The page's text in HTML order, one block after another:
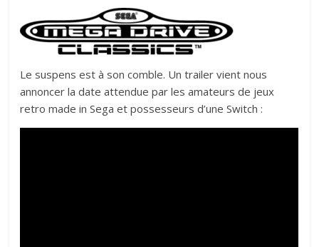
Le suspens est à son comble. Un trailer vient nous
annoncer la date attendue par les amateurs de jeux
retro made in Sega et possesseurs d’une Switch :